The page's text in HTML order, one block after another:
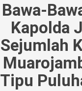
Bawa-
Kapolda
Sejumlah
Tipu